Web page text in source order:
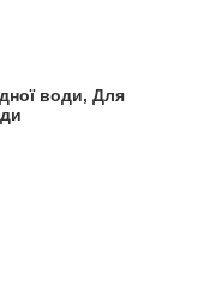
води, Для